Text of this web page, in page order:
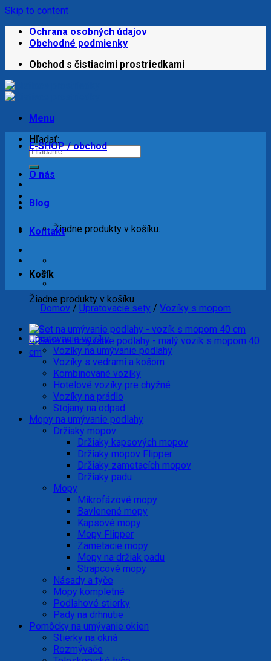
Skip to content
Ochrana osobných údajov
Obchodné podmienky
Obchod s čistiacimi prostriedkami
Menu
Hľadať:
Žiadne produkty v košíku.
Košík
Žiadne produkty v košíku.
E-SHOP / obchod
O nás
Blog
Kontakt
Domov / Upratovacie sety / Vozíky s mopom
Upratovacie vozíky
Vozíky na umývanie podlahy
Vozíky s vedrami a košom
Kombinované vozíky
Hotelové vozíky pre chyžné
Vozíky na prádlo
Stojany na odpad
Mopy na umývanie podlahy
Držiaky mopov
Držiaky kapsových mopov
Držiaky mopov Flipper
Držiaky zametacích mopov
Držiaky padu
Mopy
Mikrofázové mopy
Bavlenené mopy
Kapsové mopy
Mopy Flipper
Zametacie mopy
Mopy na držiak padu
Strapcové mopy
Násady a tyče
Mopy kompletné
Podlahové stierky
Pady na drhnutie
Pomôcky na umývanie okien
Stierky na okná
Rozmývače